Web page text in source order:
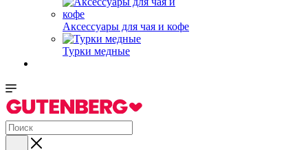
Аксессуары для чая и кофе
Турки медные